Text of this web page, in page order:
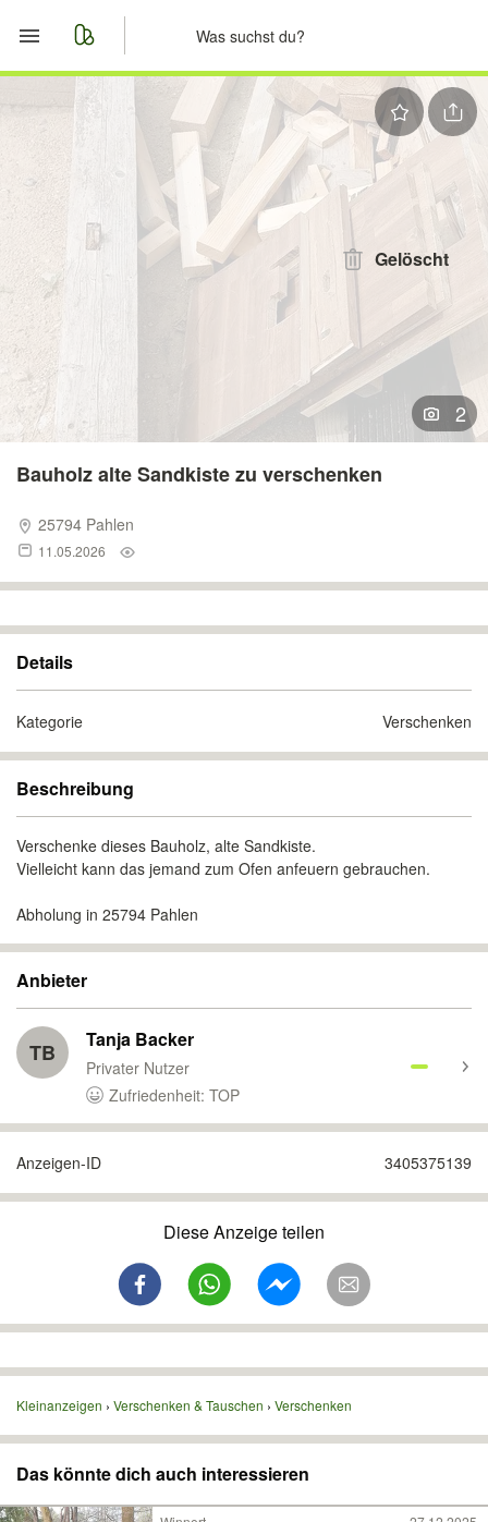
Start
Nachrichten
Anzeige aufgeben
Gelöscht
2
Bauholz alte Sandkiste zu verschenken
25794 Pahlen
11.05.2026
Details
Kategorie Verschenken
Beschreibung
Verschenke dieses Bauholz, alte Sandkiste.
Vielleicht kann das jemand zum Ofen anfeuern gebrauchen.
Abholung in 25794 Pahlen
Anbieter
TB Tanja Backer
Privater Nutzer
Zufriedenheit: TOP
Anzeigen-ID 3405375139
Diese Anzeige teilen
Kleinanzeigen Verschenken & Tauschen Verschenken
Das könnte dich auch interessieren